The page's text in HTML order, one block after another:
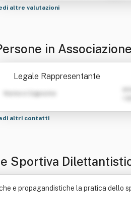
altre valutazioni
in
Ardens Cuneo
Legale Rappresentante
Nome e Cognome
altri contatti
Sportiva
e propagandistiche la pratica dello